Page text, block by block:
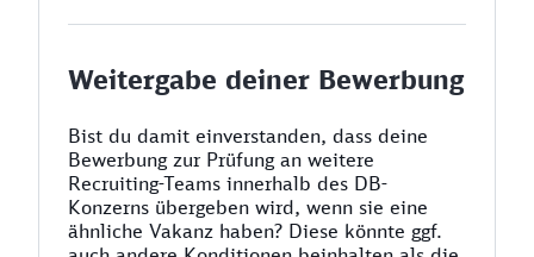
Weitergabe deiner Bewerbung
Bist du damit einverstanden, dass deine
Bewerbung zur Prüfung an weitere
Recruiting-Teams innerhalb des DB-
Konzerns übergeben wird, wenn sie eine
ähnliche Vakanz haben? Diese könnte ggf.